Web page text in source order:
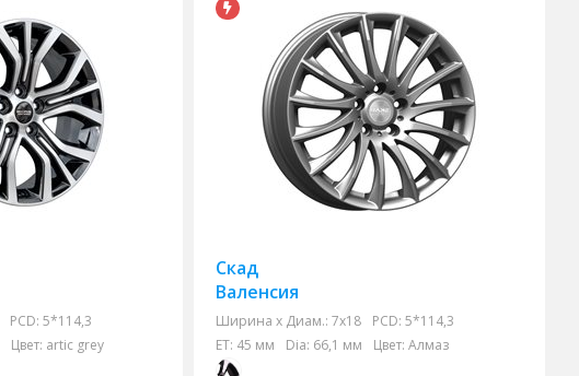
PCD: 5*114,3
Цвет: artic grey
Скад
Валенсия
Ширина х Диам.: 7x18 PCD: 5*114,3
ET: 45 мм Dia: 66,1 мм Цвет: Алмаз